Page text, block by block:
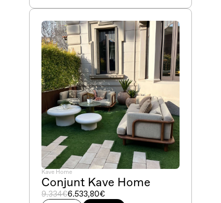
Kave Home
Conjunt Kave Home
6.533,80€
9.334€